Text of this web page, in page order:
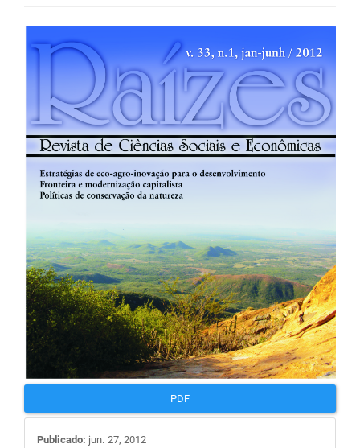
Barra
lateral
de
artigos
PDF
Publicado: jun. 27, 2012